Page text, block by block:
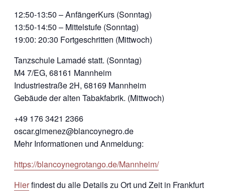
12:50-13:50 – AnfängerKurs (Sonntag)
13:50-14:50 – Mittelstufe (Sonntag)
19:00: 20:30 Fortgeschritten (Mittwoch)
Tanzschule Lamadé statt. (Sonntag)
M4 7/EG, 68161 Mannheim
Industriestraße 2H, 68169 Mannheim
Gebäude der alten Tabakfabrik. (Mittwoch)
+49 176 3421 2366
oscar.gimenez@blancoynegro.de
Mehr Informationen und Anmeldung:
https://blancoynegrotango.de/Mannheim/
Hierfindest du alle Details zu Ort und Zeit in Frankfurt